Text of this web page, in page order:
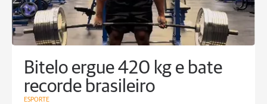
Bitelo ergue 420 kg e bate
recorde brasileiro
ESPORTE